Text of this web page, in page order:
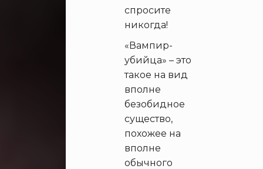
спросите
никогда!
«Вампир-
убийца» – это
такое на вид
вполне
безобидное
существо,
похожее на
вполне
обычного